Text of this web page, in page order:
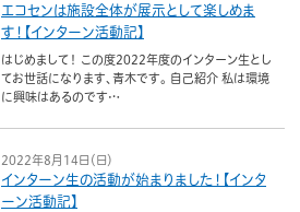
エコセンは施設全体が展示として楽しめま
す！【インターン活動記】
はじめまして！ この度2022年度のインターン生とし
てお世話になります、青木です。 自己紹介 私は環境
に興味はあるのです…
2022年8月14日（日）
インターン生の活動が始まりました！【インタ
ーン活動記】